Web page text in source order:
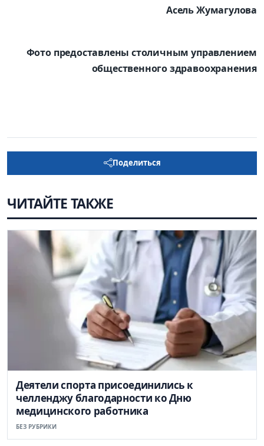
Асель Жумагулова
Фото предоставлены столичным управлением
общественного здравоохранения
Поделиться
ЧИТАЙТЕ ТАКЖЕ
Деятели спорта присоединились к
челленджу благодарности ко Дню
медицинского работника
БЕЗ РУБРИКИ